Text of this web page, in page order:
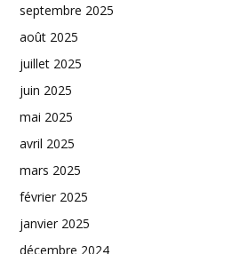
septembre 2025
août 2025
juillet 2025
juin 2025
mai 2025
avril 2025
mars 2025
février 2025
janvier 2025
décembre 2024